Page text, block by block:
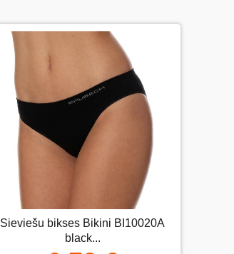
Sieviešu bikses Bikini BI10020А
black...
Sieviešu bikses Bikini BI10020А
black...